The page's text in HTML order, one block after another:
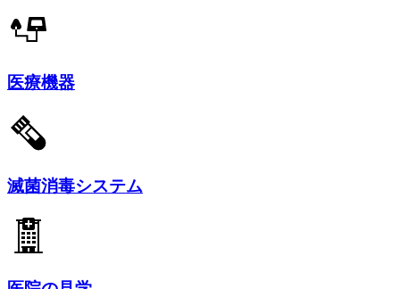
医療機器
滅菌消毒システム